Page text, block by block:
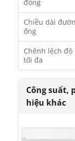
đồng
Chiều dài
ống
Chênh lệch độ
tối đa